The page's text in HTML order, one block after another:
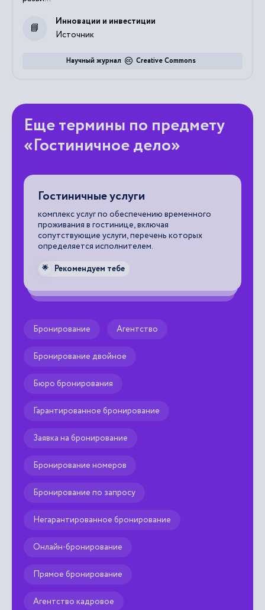
Источник
Инновации и инвестиции
Creative Commons
Научный журнал
Еще термины по предмету
«Гостиничное дело»
Гостиничные услуги
комплекс услуг по обеспечению временного
проживания в гостинице, включая
сопутствующие услуги, перечень которых
определяется исполнителем.
🌟 Рекомендуем тебе
Бронирование Агентство
Бронирование двойное
Бюро бронирования
Гарантированное бронирование
Заявка на бронирование
Бронирование номеров
Бронирование по запросу
Негарантированное бронирование
Онлайн-бронирование
Прямое бронирование
Агентство кадровое